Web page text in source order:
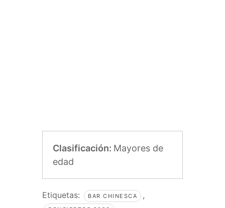
Clasificación: Mayores de
edad
Etiquetas: BAR CHINESCA ,